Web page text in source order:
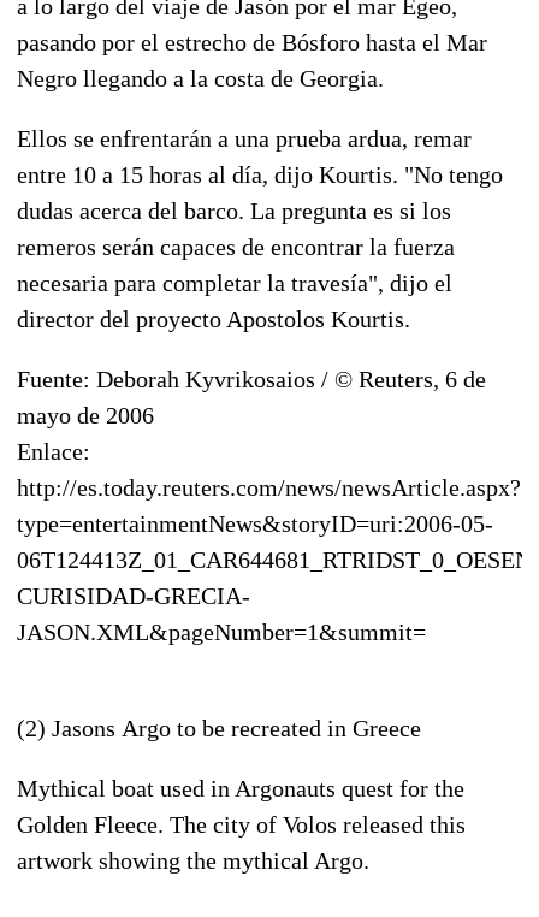
a lo largo del viaje de Jasón por el mar Egeo,
pasando por el estrecho de Bósforo hasta el Mar
Negro llegando a la costa de Georgia.
Ellos se enfrentarán a una prueba ardua, remar
entre 10 a 15 horas al día, dijo Kourtis. "No tengo
dudas acerca del barco. La pregunta es si los
remeros serán capaces de encontrar la fuerza
necesaria para completar la travesía", dijo el
director del proyecto Apostolos Kourtis.
Fuente: Deborah Kyvrikosaios / © Reuters, 6 de
mayo de 2006
Enlace:
http://es.today.reuters.com/news/newsArticle.aspx?
type=entertainmentNews&storyID=uri:2006-05-
06T124413Z_01_CAR644681_RTRIDST_0_OESEN-
CURISIDAD-GRECIA-
JASON.XML&pageNumber=1&summit=
(2) Jasons Argo to be recreated in Greece
Mythical boat used in Argonauts quest for the
Golden Fleece. The city of Volos released this
artwork showing the mythical Argo.